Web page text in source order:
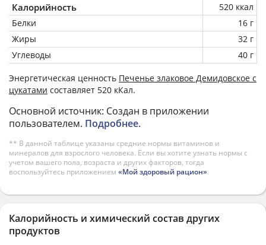
Калорийность
520 ккал
Белки
16 г
Жиры
32 г
Углеводы
40 г
Энергетическая ценность Печенье злаковое Демидовское с
цукатами составляет 520 кКал.
Основной источник: Создан в приложении
пользователем. Подробнее.
** В данной таблице указаны средние нормы витаминов и
минералов для взрослого человека. Если вы хотите узнать нормы с
учетом вашего пола, возраста и других факторов, тогда
воспользуйтесь приложением «Мой здоровый рацион».
Калорийность и химический состав других
продуктов